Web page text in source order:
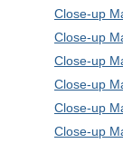
Close-up
Close-up
Close-up
Close-up
Close-up
Close-up